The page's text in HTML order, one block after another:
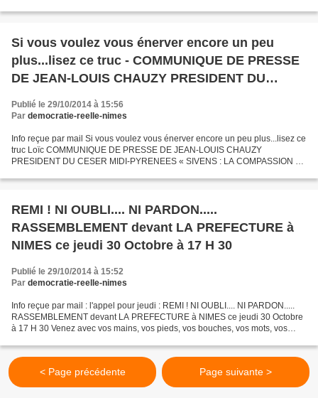
Si vous voulez vous énerver encore un peu
plus...lisez ce truc - COMMUNIQUE DE PRESSE
DE JEAN-LOUIS CHAUZY PRESIDENT DU
COMPASSION ET LA RAISON ! »
Publié le 29/10/2014 à 15:56
Par democratie-reelle-nimes
Info reçue par mail Si vous voulez vous énerver encore un peu plus...lisez ce
truc Loïc COMMUNIQUE DE PRESSE DE JEAN-LOUIS CHAUZY
PRESIDENT DU CESER MIDI-PYRENEES « SIVENS : LA COMPASSION ET
REMI ! NI OUBLI.... NI PARDON.....
RASSEMBLEMENT devant LA PREFECTURE à
NIMES ce jeudi 30 Octobre à 17 H 30
Publié le 29/10/2014 à 15:52
Par democratie-reelle-nimes
Info reçue par mail : l'appel pour jeudi : REMI ! NI OUBLI.... NI PARDON.....
RASSEMBLEMENT devant LA PREFECTURE à NIMES ce jeudi 30 Octobre
à 17 H 30 Venez avec vos mains, vos pieds, vos bouches, vos mots, vos
< Page précédente Page suivante >